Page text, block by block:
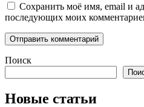
Сохранить моё имя, email и
последующих моих
Поиск
Новые статьи